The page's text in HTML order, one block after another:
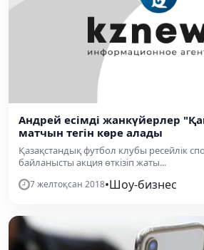
Андрей есімді жанкүйерлер
матчын тегін көре алады
Қазақстандық футбол клубы ресейлік
байланысты акция өткізіп жаты...
7 желтоқсан 2018•Шоу-бизнес